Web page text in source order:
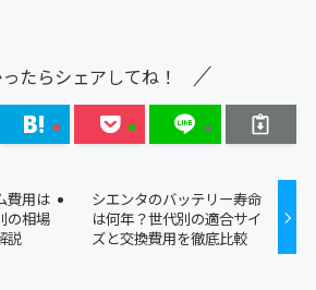
たらシェアしてね！
費用は
の相場
説
シエンタのバッテリー寿命
は何年？世代別の適合サイ
ズと交換費用を徹底比較